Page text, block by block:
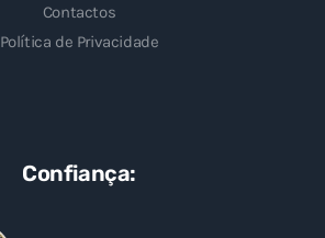
Contactos
Política de Privacidade
Confiança: